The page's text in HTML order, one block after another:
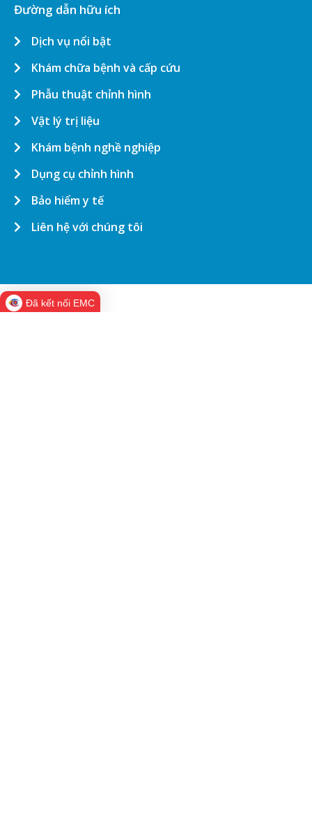
Đường dẫn hữu ích
Dịch vụ nổi bật
Khám chữa bệnh và cấp cứu
Phẫu thuật chỉnh hình
Vật lý trị liệu
Khám bệnh nghề nghiệp
Dụng cụ chỉnh hình
Bảo hiểm y tế
Liên hệ với chúng tôi
Đã kết nối EMC